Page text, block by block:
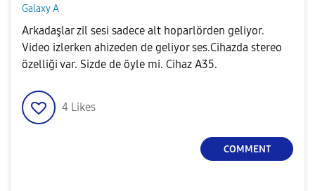
Galaxy A
Arkadaşlar zil sesi sadece alt hoparlörden geliyor.
Video izlerken ahizeden de geliyor ses.Cihazda stereo
özelliği var. Sizde de öyle mi. Cihaz A35.
4 Likes
COMMENT